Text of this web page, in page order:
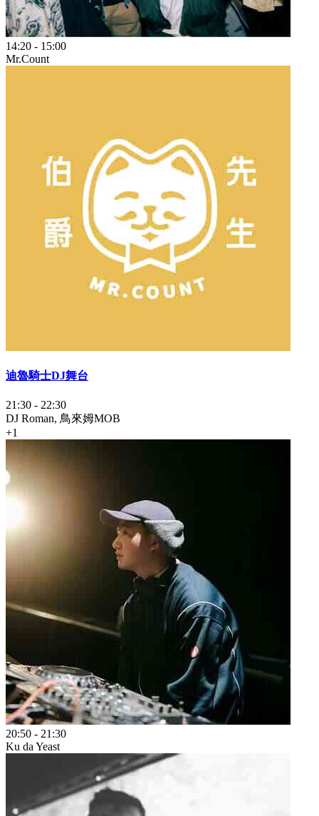
14:20 - 15:00
Mr.Count
迪魯騎士DJ舞台
21:30 - 22:30
DJ Roman, 鳥來姆MOB
+1
20:50 - 21:30
Ku da Yeast